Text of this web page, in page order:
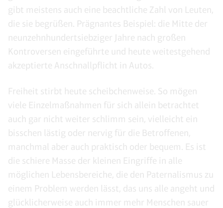
gibt meistens auch eine beachtliche Zahl von Leuten,
die sie begrüßen. Prägnantes Beispiel: die Mitte der
neunzehnhundertsiebziger Jahre nach großen
Kontroversen eingeführte und heute weitestgehend
akzeptierte Anschnallpflicht in Autos.
Freiheit stirbt heute scheibchenweise. So mögen
viele Einzelmaßnahmen für sich allein betrachtet
auch gar nicht weiter schlimm sein, vielleicht ein
bisschen lästig oder nervig für die Betroffenen,
manchmal aber auch praktisch oder bequem. Es ist
die schiere Masse der kleinen Eingriffe in alle
möglichen Lebensbereiche, die den Paternalismus zu
einem Problem werden lässt, das uns alle angeht und
glücklicherweise auch immer mehr Menschen sauer